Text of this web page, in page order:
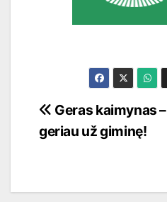
Navigacija
tarp
Geras kaimynas –
geriau už giminę!